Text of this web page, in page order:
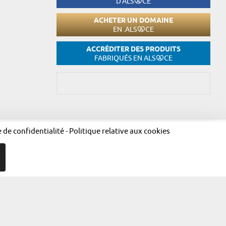
ACHETER UN DOMAINE
EN .ALS CE
ACCRÉDITER DES PRODUITS
FABRIQUÉS EN ALS CE
Politique de confidentialité Politique relative aux cookies
de confidentialité- Politique relative aux cookies